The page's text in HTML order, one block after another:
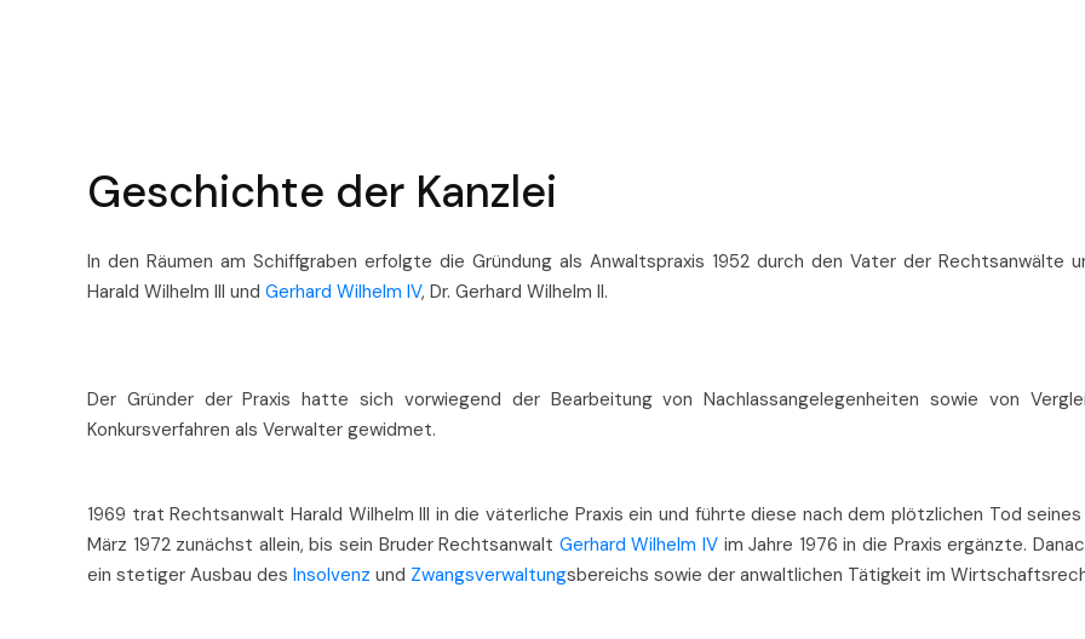
Geschichte der Kanzlei
In den Räumen am Schiffgraben erfolgte die Gründung als Anwaltspraxis 1952 durch den Vater der Rechtsanwälte
Harald Wilhelm III und Gerhard Wilhelm IV, Dr. Gerhard Wilhelm II.
Der Gründer der Praxis hatte sich vorwiegend der Bearbeitung von Nachlassangelegenheiten sowie von
Konkursverfahren als Verwalter gewidmet.
1969 trat Rechtsanwalt Harald Wilhelm III in die väterliche Praxis ein und führte diese nach dem plötzlichen Tod
März 1972 zunächst allein, bis sein Bruder Rechtsanwalt Gerhard Wilhelm IV im Jahre 1976 in die Praxis ergänzte.
ein stetiger Ausbau des Insolvenz und Zwangsverwaltungsbereichs sowie der anwaltlichen Tätigkeit im